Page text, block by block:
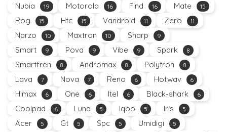
Nubia 19 Motorola 16 Find 16 Mate 15
Rog 15 Htc 15 Vandroid 11 Zero 11
Narzo 10 Maxtron 10 Sharp 9
Smart 9 Pova 9 Vibe 9 Spark 8
Smartfren 8 Andromax 8 Polytron 8
Lava 7 Nova 7 Reno 6 Hotwav 6
Himax 6 One 6 Itel 6 Black-shark 6
Coolpad 6 Luna 5 Iqoo 5 Iris 5
Acer 5 Gt 5 Spc 5 Umidigi 5